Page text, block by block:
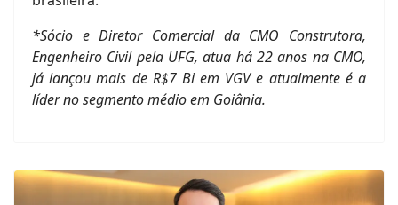
*Sócio e Diretor Comercial da CMO Construtora,
Engenheiro Civil pela UFG, atua há 22 anos na CMO,
já lançou mais de R$7 Bi em VGV e atualmente é a
líder no segmento médio em Goiânia.